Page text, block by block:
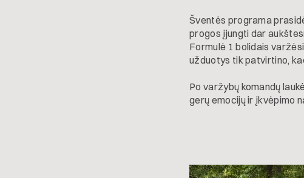
Šventės programa
progos įjungti dar
Formulė 1 bolidais
užduotys tik patvirtino,
Po varžybų komandų
gerų emocijų ir įkvėpimo